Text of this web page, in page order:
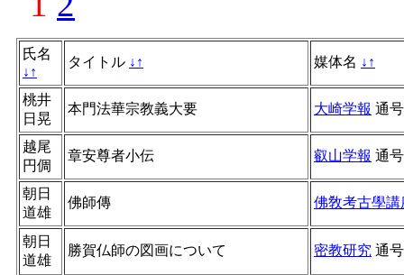
氏名
↓ ↑
タイトル ↓ ↑ 媒体名 ↓ ↑
桃井
日晃
本門法華宗教義大要 大崎学報 通
越尾
円倜
章安尊者小伝 叡山学報 通
朝日
道雄
佛師傳 佛敎考古學講
朝日
道雄
勝賀仏師の図画について 密教研究 通